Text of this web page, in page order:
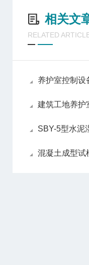
相关文
RELATED
养护室控制设
建筑工地养护室控
SBY-5型水泥
混凝土成型试模储存